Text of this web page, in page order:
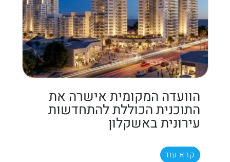
הוועדה המקומית אישרה את
התוכנית הכוללת להתחדשות
עירונית באשקלון
קרא עוד